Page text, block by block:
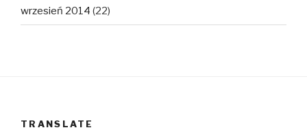
wrzesień 2014 (22)
TRANSLATE